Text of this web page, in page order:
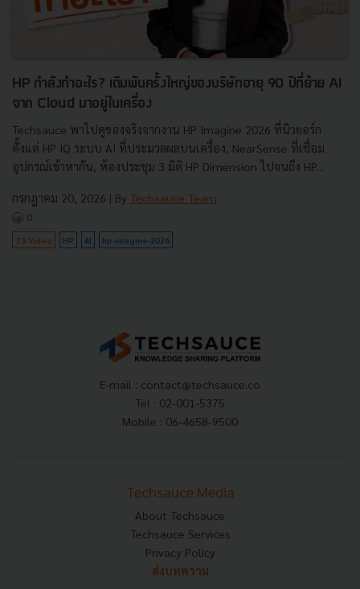
HP กำลังทำอะไร? เดิมพันครั้งใหญ่ของบริษัทอายุ 90 ปีที่ย้าย AI
จาก Cloud มาอยู่ในเครื่อง
Techsauce พาไปดูของจริงจากงาน HP Imagine 2026 ที่นิวยอร์ก
ตั้งแต่ HP IQ ระบบ AI ที่ประมวลผลบนเครื่อง, NearSense ที่เชื่อม
อุปกรณ์เข้าหากัน, ห้องประชุม 3 มิติ HP Dimension ไปจนถึง HP...
กรกฎาคม 20, 2026 | By Techsauce Team
0
TS Video HP AI hp-imagine-2026
E-mail : contact@techsauce.co
Tel : 02-001-5375
Mobile : 06-4658-9500
Techsauce Media
About Techsauce
Techsauce Services
Privacy Policy
ส่งบทความ